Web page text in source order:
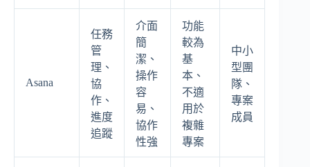
Asana
任務
管
理、
協
作、
進度
追蹤
介面
簡
潔、
操作
容
易、
協作
性強
功能
較為
基
本、
不適
用於
複雜
專案
中小
型團
隊、
專案
成員